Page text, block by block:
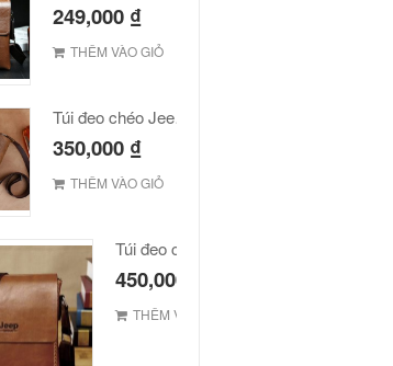
249,000 ₫
THÊM VÀO GIỎ
Túi đeo chéo Jeep giá rẻ JR03
350,000 ₫
THÊM VÀO GIỎ
Túi đeo chéo JEEP giá rẻ 002
450,000
THÊM VÀO GIỎ